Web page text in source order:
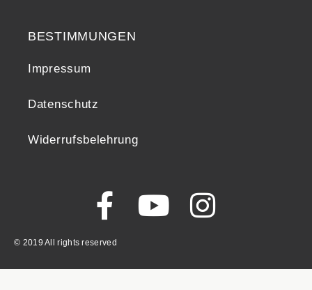
BESTIMMUNGEN
Impressum
Datenschutz
Widerrufsbelehrung
© 2019 All rights reserved